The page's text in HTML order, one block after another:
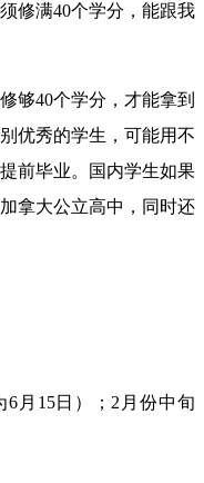
满40个学分，能跟我
40个学分，才能拿到
优秀的学生，可能用不
前毕业。国内学生如果
拿大公立高中，同时还
15日）；2月份中旬